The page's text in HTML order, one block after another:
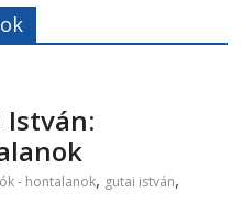
- hontalanok, gutai istván,